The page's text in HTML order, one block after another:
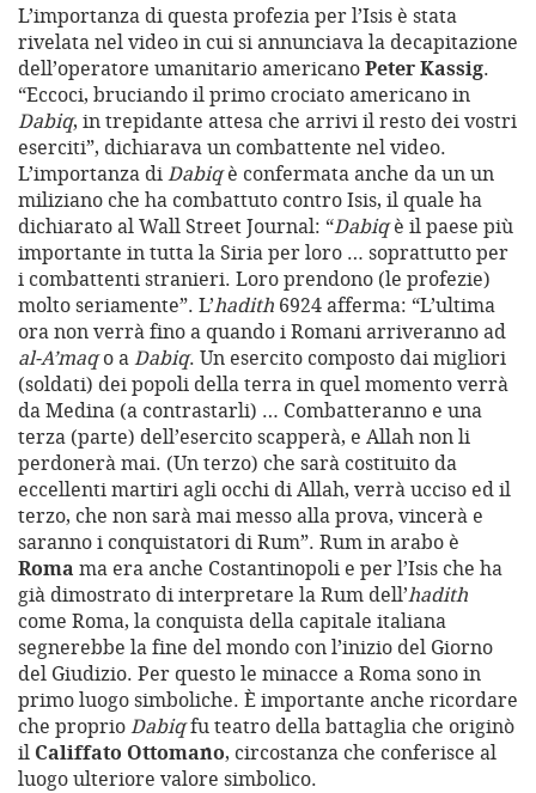
L’importanza di questa profezia per l’Isis è stata
rivelata nel video in cui si annunciava la decapitazione
dell’operatore umanitario americanoPeter Kassig.
“Eccoci, bruciando il primo crociato americano in
Dabiq, in trepidante attesa che arrivi il resto dei vostri
eserciti”, dichiarava un combattente nel video.
L’importanza diDabiqè confermata anche da un un
miliziano che ha combattuto contro Isis, il quale ha
dichiarato al Wall Street Journal: “Dabiqè il paese più
importante in tutta la Siria per loro … soprattutto per
i combattenti stranieri. Loro prendono (le profezie)
molto seriamente”. L’hadith 6924 afferma: “L’ultima
ora non verrà fino a quando i Romani arriveranno ad
al-A’maqo aDabiq. Un esercito composto dai migliori
(soldati) dei popoli della terra in quel momento verrà
da Medina (a contrastarli) … Combatteranno e una
terza (parte) dell’esercito scapperà, e Allah non li
perdonerà mai. (Un terzo) che sarà costituito da
eccellenti martiri agli occhi di Allah, verrà ucciso ed il
terzo, che non sarà mai messo alla prova, vincerà e
saranno i conquistatori di Rum”. Rum in arabo è
Roma ma era anche Costantinopoli e per l’Isis che ha
già dimostrato di interpretare la Rum dell’hadith
come Roma, la conquista della capitale italiana
segnerebbe la fine del mondo con l’inizio del Giorno
del Giudizio. Per questo le minacce a Roma sono in
primo luogo simboliche. È importante anche ricordare
che proprioDabiqfu teatro della battaglia che originò
il Califfato Ottomano, circostanza che conferisce al
luogo ulteriore valore simbolico.